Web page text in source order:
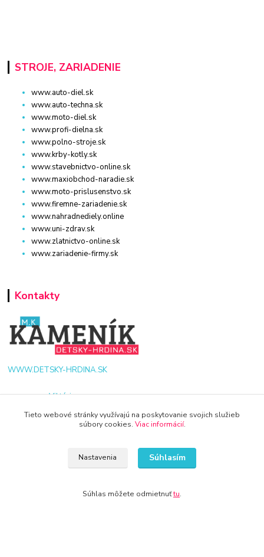
STROJE, ZARIADENIE
www.auto-diel.sk
www.auto-techna.sk
www.moto-diel.sk
www.profi-dielna.sk
www.polno-stroje.sk
www.krby-kotly.sk
www.stavebnictvo-online.sk
www.maxiobchod-naradie.sk
www.moto-prislusenstvo.sk
www.firemne-zariadenie.sk
www.nahradnediely.online
www.uni-zdrav.sk
www.zlatnictvo-online.sk
www.zariadenie-firmy.sk
Kontakty
WWW.DETSKY-HRDINA.SK
Viktória
+421 940 949 000
Tieto webové stránky využívajú na poskytovanie svojich služieb
súbory cookies. Viac informácií.
Nastavenia Súhlasím
Súhlas môžete odmietnuťtu.